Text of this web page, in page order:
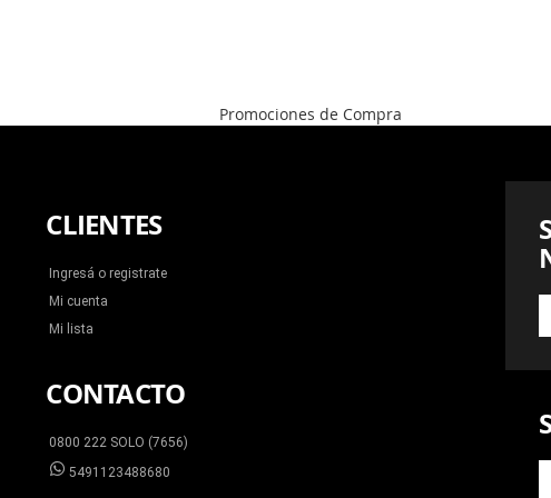
CLIENTES
Ingresá o registrate
Mi cuenta
Mi lista
CONTACTO
0800 222 SOLO (7656)
5491123488680